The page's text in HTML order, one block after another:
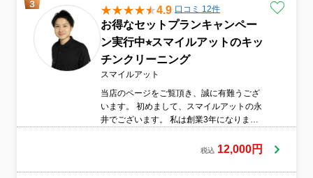
4.9 口コミ 12件
お得なセットプランキャンペー
ン実行中⭐︎スマイルアットのキッ
チンクリーニング
スマイルアット
当店のページをご覧頂き、誠に有難うござ
います。 初めまして、スマイルアットの永
井でございます。 私は創業3年になりま
いしてあげたいという気持ちで始めまし
大切に手抜きをしない丁寧な作業を心がけ
税込 12,000円